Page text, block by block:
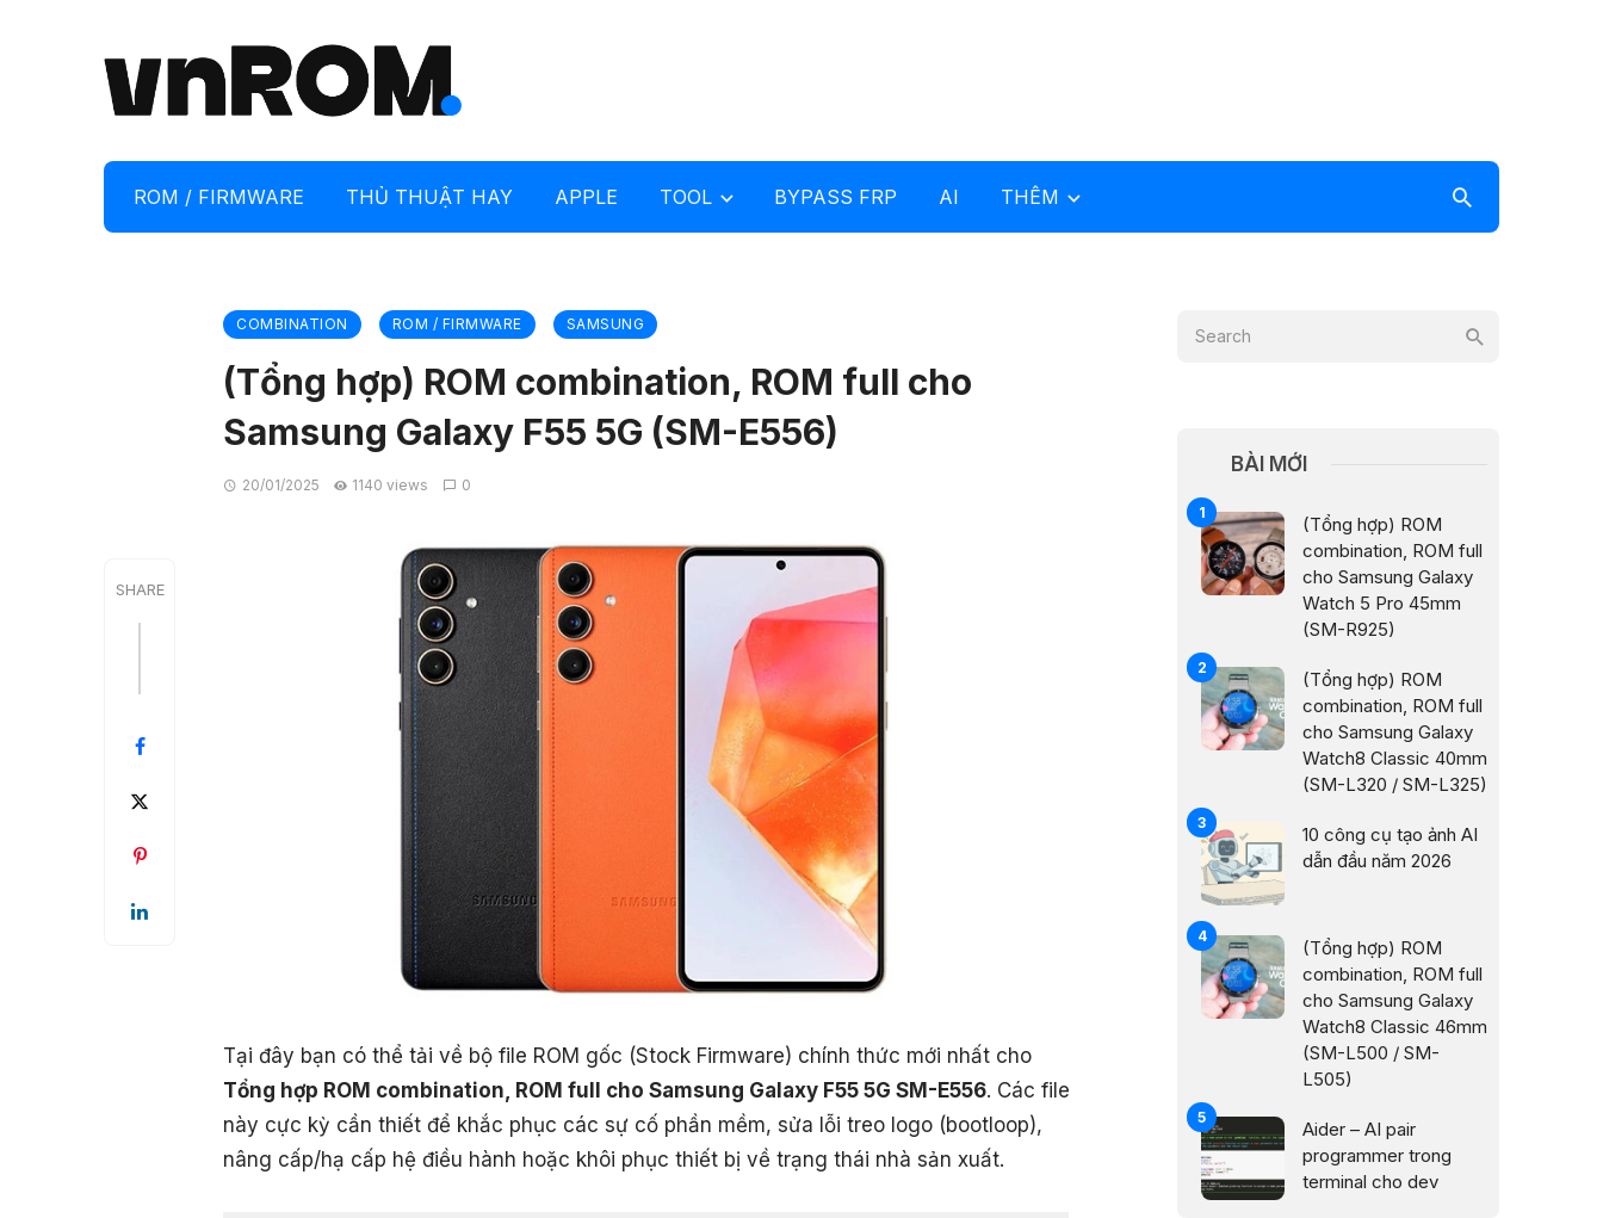
ROM / FIRMWARE THỦ THUẬT HAY APPLE TOOL BYPASS FRP AI THÊM
COMBINATION ROM / FIRMWARE SAMSUNG
(Tổng hợp) ROM combination, ROM full cho
Samsung Galaxy F55 5G (SM-E556)
20/01/2025 1140 views 0
SHARE
Tại đây bạn có thể tải về bộ file ROM gốc (Stock Firmware) chính thức mới nhất cho
Tổng hợp ROM combination, ROM full cho Samsung Galaxy F55 5G SM-E556. Các file
này cực kỳ cần thiết để khắc phục các sự cố phần mềm, sửa lỗi treo logo (bootloop),
nâng cấp/hạ cấp hệ điều hành hoặc khôi phục thiết bị về trạng thái nhà sản xuất.
BÀI MỚI
(Tổng hợp) ROM
combination, ROM full
cho Samsung Galaxy
Watch 5 Pro 45mm
(SM-R925)
(Tổng hợp) ROM
combination, ROM full
cho Samsung Galaxy
Watch8 Classic 40mm
(SM-L320 / SM-L325)
10 công cụ tạo ảnh AI
dẫn đầu năm 2026
(Tổng hợp) ROM
combination, ROM full
cho Samsung Galaxy
Watch8 Classic 46mm
(SM-L500 / SM-
L505)
Aider – AI pair
programmer trong
terminal cho dev